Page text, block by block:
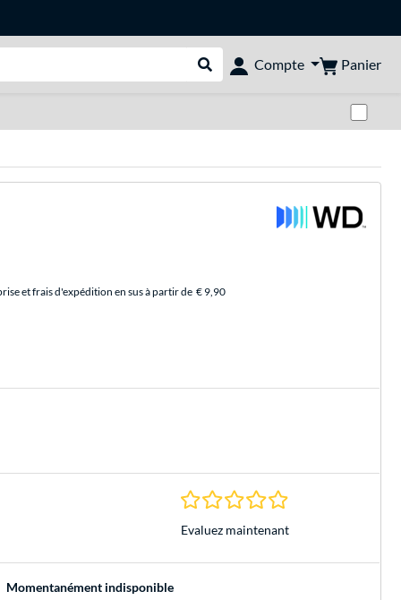
Rechercher dans le shop
Compte Panier
et frais d'expédition en sus à partir de € 9,90
0.0 Étoiles à 0
Evaluez maintenant
Momentanément indisponible